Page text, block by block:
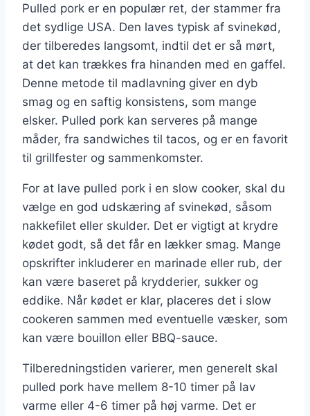
Pulled pork er en populær ret, der stammer fra
det sydlige USA. Den laves typisk af svinekød,
der tilberedes langsomt, indtil det er så mørt,
at det kan trækkes fra hinanden med en gaffel.
Denne metode til madlavning giver en dyb
smag og en saftig konsistens, som mange
elsker. Pulled pork kan serveres på mange
måder, fra sandwiches til tacos, og er en favorit
til grillfester og sammenkomster.
For at lave pulled pork i en slow cooker, skal du
vælge en god udskæring af svinekød, såsom
nakkefilet eller skulder. Det er vigtigt at krydre
kødet godt, så det får en lækker smag. Mange
opskrifter inkluderer en marinade eller rub, der
kan være baseret på krydderier, sukker og
eddike. Når kødet er klar, placeres det i slow
cookeren sammen med eventuelle væsker, som
kan være bouillon eller BBQ-sauce.
Tilberedningstiden varierer, men generelt skal
pulled pork have mellem 8-10 timer på lav
varme eller 4-6 timer på høj varme. Det er